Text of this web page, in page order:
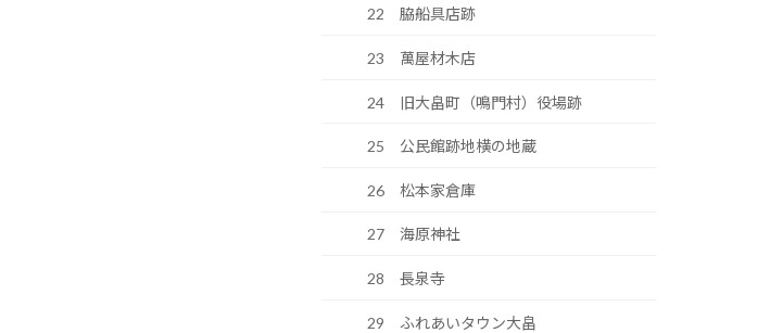
22 脇船具店跡
23 萬屋材木店
24 旧大畠町（鳴門村）役場跡
25 公民館跡地横の地蔵
26 松本家倉庫
27 海原神社
28 長泉寺
29 ふれあいタウン大畠